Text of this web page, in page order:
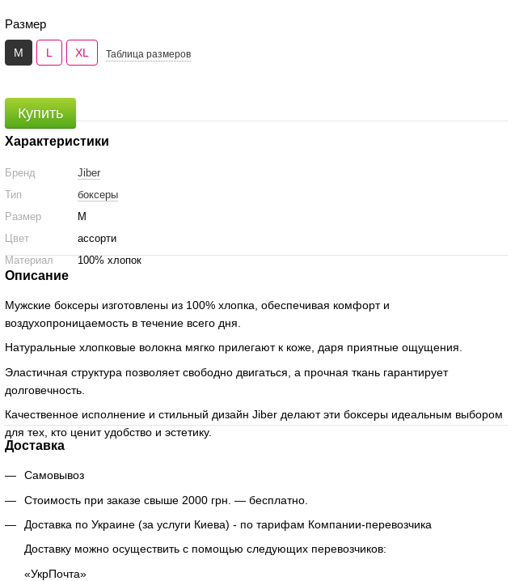
Размер
M L XL Таблица размеров
Купить
Характеристики
Бренд
Jiber
Тип
боксеры
Размер
M
Цвет
ассорти
Материал
100% хлопок
Описание
Мужские боксеры изготовлены из 100% хлопка, обеспечивая комфорт и
воздухопроницаемость в течение всего дня.
Натуральные хлопковые волокна мягко прилегают к коже, даря приятные ощущения.
Эластичная структура позволяет свободно двигаться, а прочная ткань гарантирует
долговечность.
Качественное исполнение и стильный дизайн Jiber делают эти боксеры идеальным выбором
для тех, кто ценит удобство и эстетику.
Доставка
Самовывоз
Стоимость при заказе свыше 2000 грн. — бесплатно.
Доставка по Украине (за услуги Киева) - по тарифам Компании-перевозчика
Доставку можно осуществить с помощью следующих перевозчиков:
«УкрПочта»